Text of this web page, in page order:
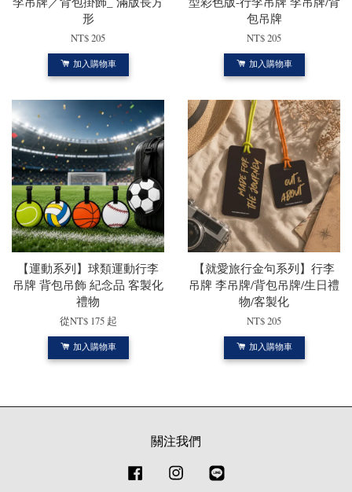
形
NT$ 205
加入購物車
包吊牌
NT$ 205
加入購物車
【運動系列】球類運動行李
吊牌 背包吊飾 紀念品 客製化
禮物
從NT$ 175 起
加入購物車
【就愛旅行金句系列】行李
吊牌 李吊牌/背包吊牌/生日禮
物/客製化
NT$ 205
加入購物車
關注我們
Facebook Instagram